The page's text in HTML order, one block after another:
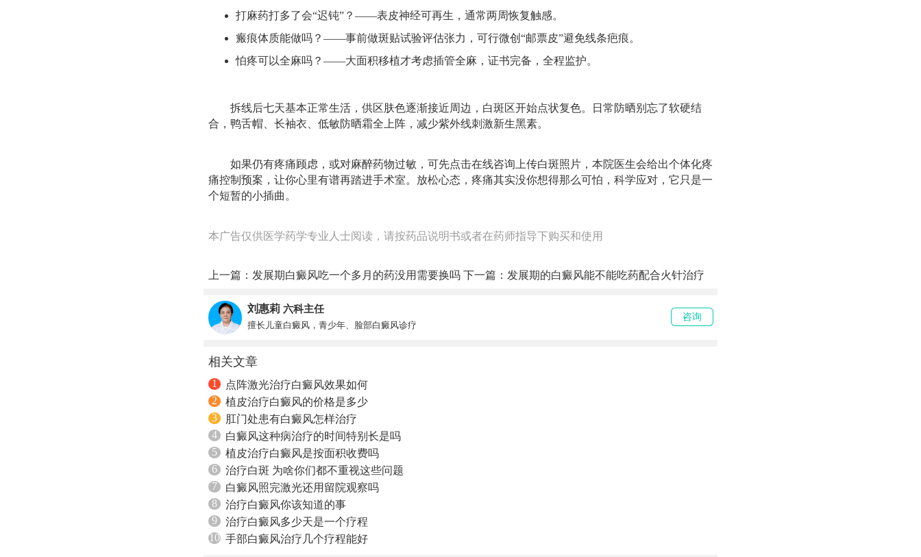
打麻药打多了会“迟钝”？——表皮神经可再生，通常两周恢复触感。
瘢痕体质能做吗？——事前做斑贴试验评估张力，可行微创“邮票皮”避免线条疤痕。
怕疼可以全麻吗？——大面积移植才考虑插管全麻，证书完备，全程监护。
拆线后七天基本正常生活，供区肤色逐渐接近周边，白斑区开始点状复色。日常防晒别忘了软硬结
合，鸭舌帽、长袖衣、低敏防晒霜全上阵，减少紫外线刺激新生黑素。
如果仍有疼痛顾虑，或对麻醉药物过敏，可先点击在线咨询上传白斑照片，本院医生会给出个体化疼
痛控制预案，让你心里有谱再踏进手术室。放松心态，疼痛其实没你想得那么可怕，科学应对，它只是一
个短暂的小插曲。
本广告仅供医学药学专业人士阅读，请按药品说明书或者在药师指导下购买和使用
上一篇： 发展期白癜风吃一个多月的药没用需要换吗 下一篇： 发展期的白癜风能不能吃药配合火针治疗
刘惠莉 六科主任
擅长儿童白癜风，青少年、脸部白癜风诊疗
咨询
相关文章
1
点阵激光治疗白癜风效果如何
2
植皮治疗白癜风的价格是多少
3
肛门处患有白癜风怎样治疗
4
白癜风这种病治疗的时间特别长是吗
5
植皮治疗白癜风是按面积收费吗
6
治疗白斑 为啥你们都不重视这些问题
7
白癜风照完激光还用留院观察吗
8
治疗白癜风你该知道的事
9
治疗白癜风多少天是一个疗程
10 手部白癜风治疗几个疗程能好